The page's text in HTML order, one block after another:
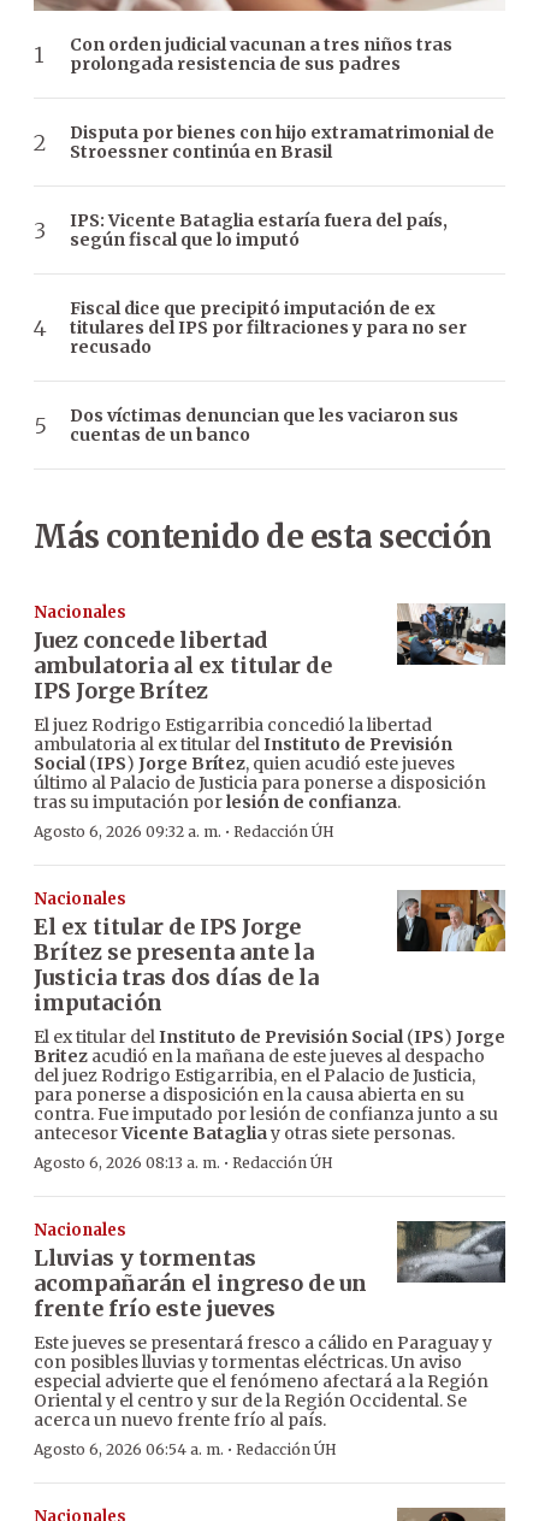
Con orden judicial vacunan a tres niños tras
prolongada resistencia de sus padres
Disputa por bienes con hijo extramatrimonial de
Stroessner continúa en Brasil
IPS: Vicente Bataglia estaría fuera del país,
según fiscal que lo imputó
Fiscal dice que precipitó imputación de ex
titulares del IPS por filtraciones y para no ser
recusado
Dos víctimas denuncian que les vaciaron sus
cuentas de un banco
Más contenido de esta sección
Nacionales
Juez concede libertad
ambulatoria al ex titular de
IPS Jorge Brítez
El juez Rodrigo Estigarribia concedió la libertad
ambulatoria al ex titular delInstituto de Previsión
Social(IPS) Jorge Brítez, quien acudió este jueves
último al Palacio de Justicia para ponerse a disposición
tras su imputación porlesión de confianza.
Agosto 6, 2026 09:32 a. m. · Redacción ÚH
Nacionales
El ex titular de IPS Jorge
Brítez se presenta ante la
Justicia tras dos días de la
imputación
El ex titular delInstituto de Previsión Social(IPS) Jorge
Britez acudió en la mañana de este jueves al despacho
del juez Rodrigo Estigarribia, en el Palacio de Justicia,
para ponerse a disposición en la causa abierta en su
contra. Fue imputado por lesión de confianza junto a su
antecesorVicente Batagliay otras siete personas.
Agosto 6, 2026 08:13 a. m. · Redacción ÚH
Nacionales
Lluvias y tormentas
acompañarán el ingreso de un
frente frío este jueves
Este jueves se presentará fresco a cálido en Paraguay y
con posibles lluvias y tormentas eléctricas. Un aviso
especial advierte que el fenómeno afectará a la Región
Oriental y el centro y sur de la Región Occidental. Se
acerca un nuevo frente frío al país.
Agosto 6, 2026 06:54 a. m. · Redacción ÚH